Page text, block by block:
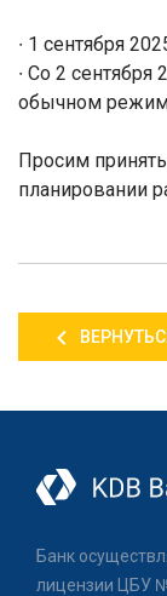
∙ 1 сентября
∙ Со 2 сентября
обычном
Просим
планировании
Банк
лицензии ЦБУ